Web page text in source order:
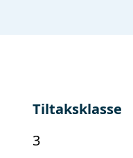
Tiltaksklasse
3